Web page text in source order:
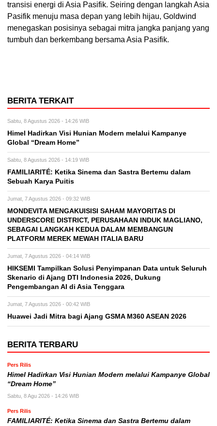
transisi energi di Asia Pasifik. Seiring dengan langkah Asia
Pasifik menuju masa depan yang lebih hijau, Goldwind
menegaskan posisinya sebagai mitra jangka panjang yang
tumbuh dan berkembang bersama Asia Pasifik.
BERITA TERKAIT
Sabtu, 8 Agustus 2026 - 14:26 WIB
Himel Hadirkan Visi Hunian Modern melalui Kampanye
Global “Dream Home”
Sabtu, 8 Agustus 2026 - 14:19 WIB
FAMILIARITÉ: Ketika Sinema dan Sastra Bertemu dalam
Sebuah Karya Puitis
Jumat, 7 Agustus 2026 - 09:32 WIB
MONDEVITA MENGAKUISISI SAHAM MAYORITAS DI
UNDERSCORE DISTRICT, PERUSAHAAN INDUK MAGLIANO,
SEBAGAI LANGKAH KEDUA DALAM MEMBANGUN
PLATFORM MEREK MEWAH ITALIA BARU
Jumat, 7 Agustus 2026 - 04:14 WIB
HIKSEMI Tampilkan Solusi Penyimpanan Data untuk Seluruh
Skenario di Ajang DTI Indonesia 2026, Dukung
Pengembangan AI di Asia Tenggara
Jumat, 7 Agustus 2026 - 00:42 WIB
Huawei Jadi Mitra bagi Ajang GSMA M360 ASEAN 2026
BERITA TERBARU
Pers Rilis
Himel Hadirkan Visi Hunian Modern melalui Kampanye Global
“Dream Home”
Sabtu, 8 Agu 2026 - 14:26 WIB
Pers Rilis
FAMILIARITÉ: Ketika Sinema dan Sastra Bertemu dalam